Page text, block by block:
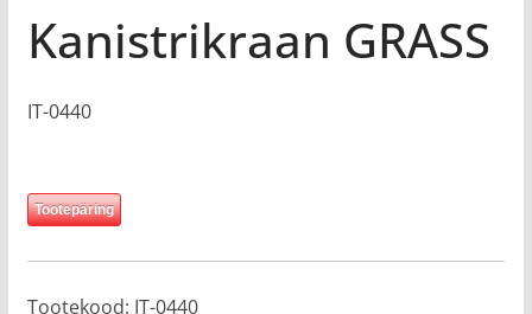
Kanistrikraan GRASS
IT-0440
Tootepäring
Tootekood: IT-0440